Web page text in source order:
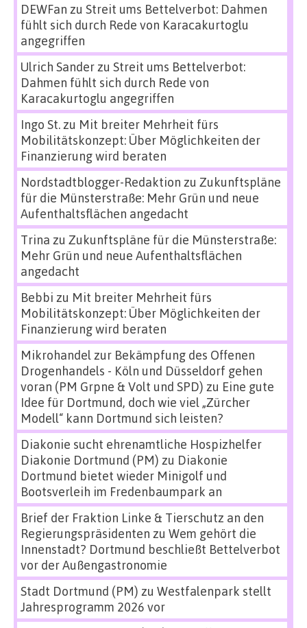
DEWFan zu Streit ums Bettelverbot: Dahmen
fühlt sich durch Rede von Karacakurtoglu
angegriffen
Ulrich Sanderzu Streit ums Bettelverbot:
Dahmen fühlt sich durch Rede von
Karacakurtoglu angegriffen
Ingo St.zu Mit breiter Mehrheit fürs
Mobilitätskonzept: Über Möglichkeiten der
Finanzierung wird beraten
Nordstadtblogger-Redaktion zu Zukunftspläne
für die Münsterstraße: Mehr Grün und neue
Aufenthaltsflächen angedacht
Trina zu Zukunftspläne für die Münsterstraße:
Mehr Grün und neue Aufenthaltsflächen
angedacht
Bebbi zu Mit breiter Mehrheit fürs
Mobilitätskonzept: Über Möglichkeiten der
Finanzierung wird beraten
Mikrohandel zur Bekämpfung des Offenen
Drogenhandels - Köln und Düsseldorf gehen
voran (PM Grpne & Volt und SPD) zu Eine gute
Idee für Dortmund, doch wie viel „Zürcher
Modell“ kann Dortmund sich leisten?
Diakonie sucht ehrenamtliche Hospizhelfer
Diakonie Dortmund (PM) zu Diakonie
Dortmund bietet wieder Minigolf und
Bootsverleih im Fredenbaumpark an
Brief der Fraktion Linke & Tierschutz an den
Regierungspräsidenten zu Wem gehört die
Innenstadt? Dortmund beschließt Bettelverbot
vor der Außengastronomie
Stadt Dortmund (PM) zu Westfalenpark stellt
Jahresprogramm 2026 vor